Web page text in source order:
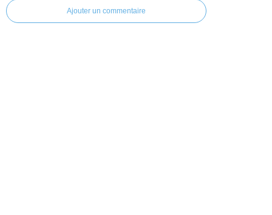
Ajouter un commentaire